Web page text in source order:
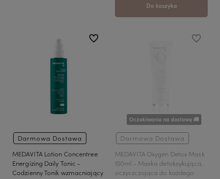
Do koszyka
Darmowa Dostawa
MEDAVITA Lotion Concentree
Energizing Daily Tonic -
Codzienny Tonik wzmacniający
do ulubionych
Oczekiwanie na dostawę 🚚
Darmowa Dostawa
MEDAVITA Oxygen Detox Mask
150ml - Maska detoksykująca,
oczyszczająca do każdego
do